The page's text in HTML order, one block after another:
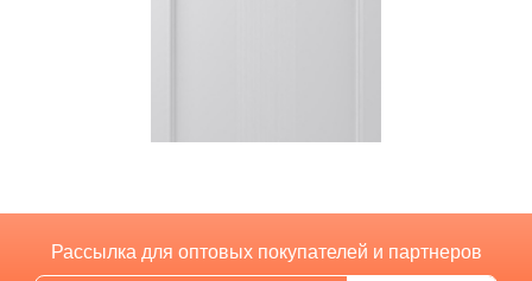
Рассылка для оптовых покупателей и партнеров